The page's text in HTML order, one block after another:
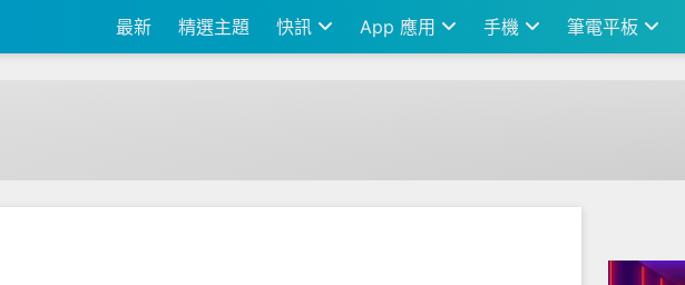
最新 精選主題 快訊 App 應用 手機 筆電平板